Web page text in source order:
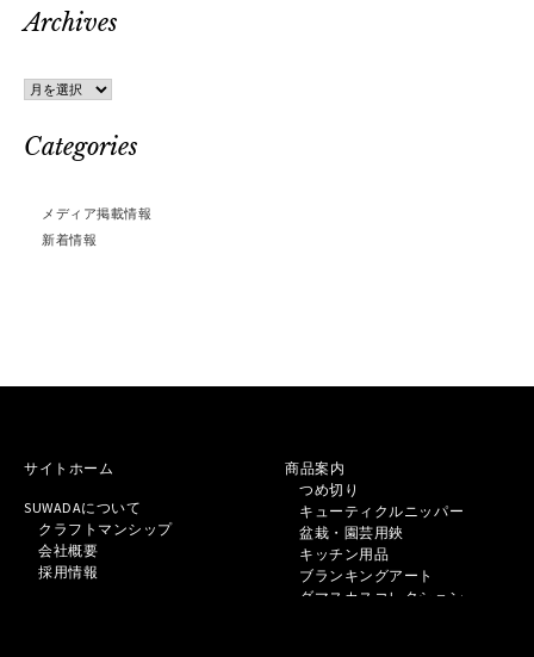
Archives
Archives
Categories
メディア掲載情報
新着情報
サイトホーム
SUWADAについて
クラフトマンシップ
会社概要
採用情報
商品案内
つめ切り
キューティクルニッパー
盆栽・園芸用鋏
キッチン用品
ブランキングアート
ダマスカスコレクション